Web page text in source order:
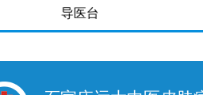
导医台